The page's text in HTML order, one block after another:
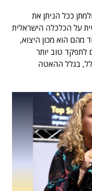
ככל הניתן את
על הכלכלה הישראלית
מהם הוא מכון היצוא,
לתפקד טוב יותר
בגלל ההאטה